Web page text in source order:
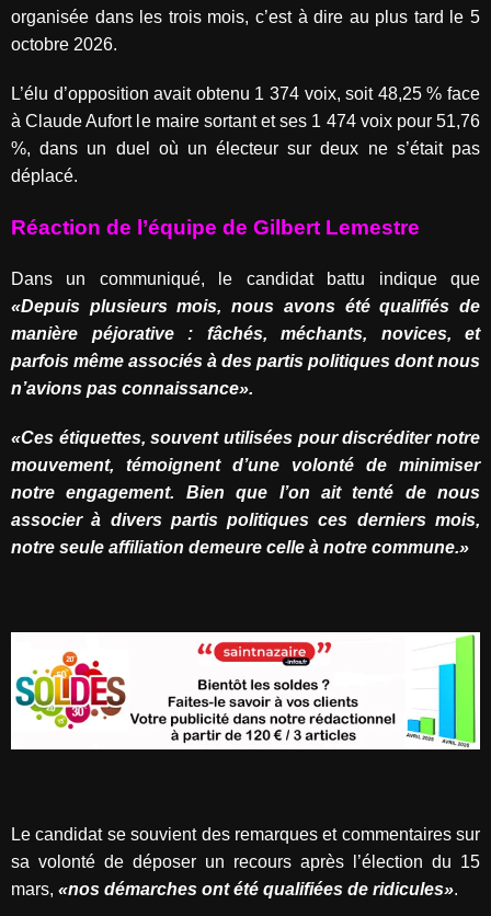
organisée dans les trois mois, c’est à dire au plus tard le 5
octobre 2026.
L’élu d’opposition avait obtenu 1 374 voix, soit 48,25 % face
à Claude Aufort le maire sortant et ses 1 474 voix pour 51,76
%, dans un duel où un électeur sur deux ne s’était pas
déplacé.
Réaction de l’équipe de Gilbert Lemestre
Dans un communiqué, le candidat battu indique que
«Depuis plusieurs mois, nous avons été qualifiés de
manière péjorative : fâchés, méchants, novices, et
parfois même associés à des partis politiques dont nous
n’avions pas connaissance».
«Ces étiquettes, souvent utilisées pour discréditer notre
mouvement, témoignent d’une volonté de minimiser
notre engagement. Bien que l’on ait tenté de nous
associer à divers partis politiques ces derniers mois,
notre seule affiliation demeure celle à notre commune.»
Le candidat se souvient des remarques et commentaires sur
sa volonté de déposer un recours après l’élection du 15
mars, «nos démarches ont été qualifiées de ridicules».